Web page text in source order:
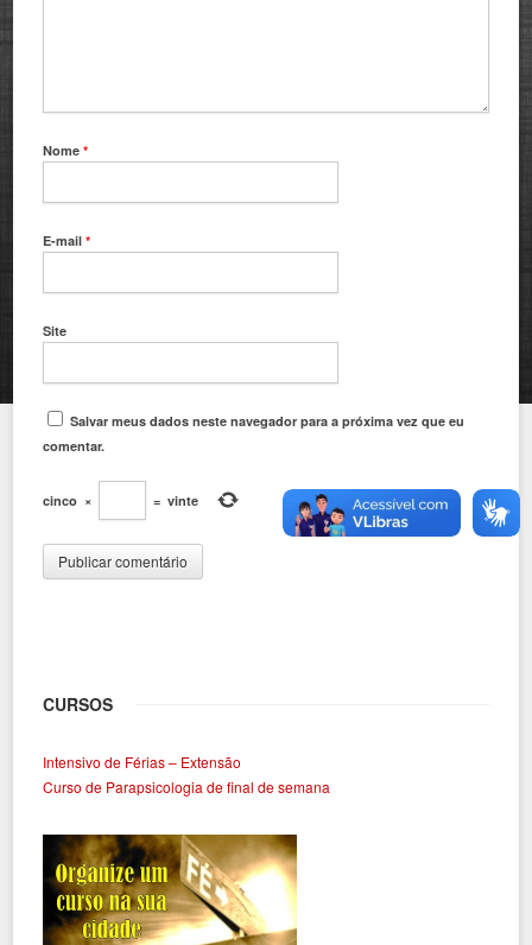
Nome*
E-mail*
Site
Salvar meus dados neste navegador para a próxima vez que eu
comentar.
cinco × = vinte
CURSOS
Intensivo de Férias – Extensão
Curso de Parapsicologia de final de semana